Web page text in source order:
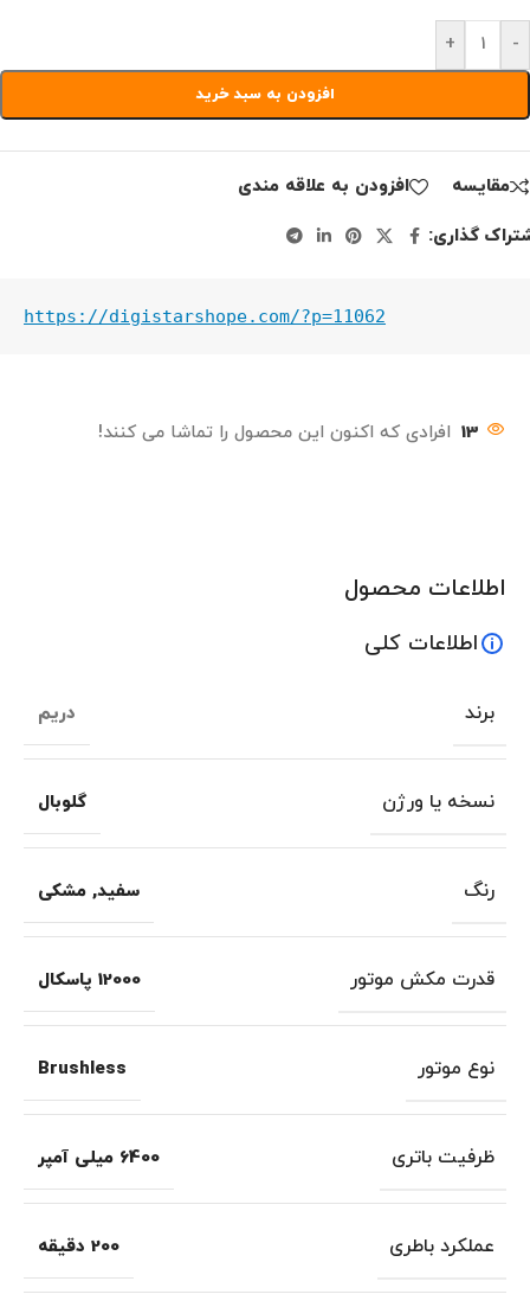
-
+
افزودن به سبد خرید
مقايسه
افزودن به علاقه مندی
گذاری:
https://digistarshope.com/?p=11062
13 افرادی که اکنون این محصول را تماشا می کنند!
اطلاعات محصول
اطلاعات کلی
برند دریم
نسخه یا ورژن گلوبال
رنگ سفید, مشکی
قدرت مکش موتور 12000 پاسکال
نوع موتور Brushless
ظرفیت باتری 6400 میلی آمپر
عملکرد باطری 200 دقیقه